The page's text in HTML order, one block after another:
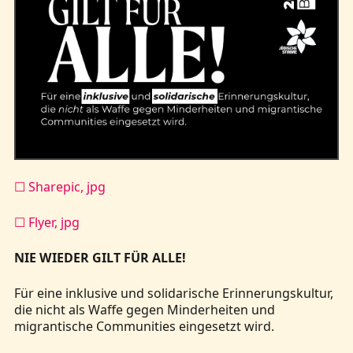
☐ Sharepic, jpg
☐ Flyer, jpg
NIE WIEDER GILT FÜR ALLE!
Für eine inklusive und solidarische Erinnerungskultur,
die nicht als Waffe gegen Minderheiten und
migrantische Communities eingesetzt wird.